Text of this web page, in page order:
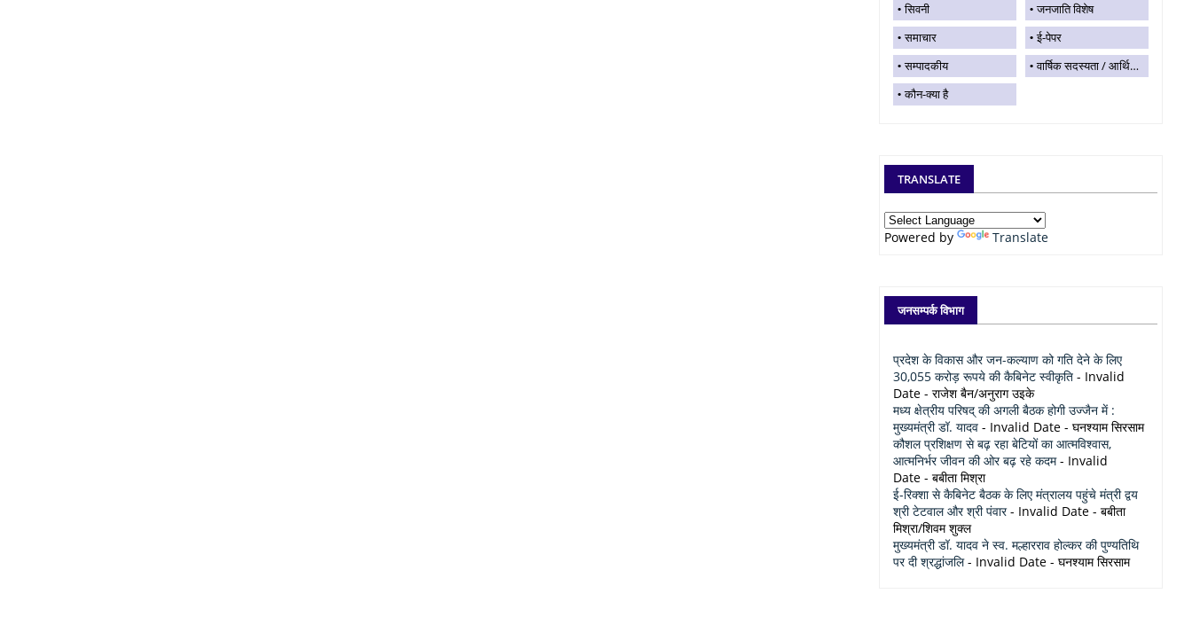
सिवनी
जनजाति विशेष
समाचार
ई-पेपर
सम्पादकीय
वार्षिक सदस्यता / आर्थिक सहयोग
कौन-क्या है
TRANSLATE
Powered by Translate
जनसम्पर्क विभाग
प्रदेश के विकास और जन-कल्याण को गति देने के लिए
30,055 करोड़ रूपये की कैबिनेट स्वीकृति - Invalid
Date - राजेश बैन/अनुराग उइके
मध्य क्षेत्रीय परिषद् की अगली बैठक होगी उज्जैन में :
मुख्यमंत्री डॉ. यादव - Invalid Date - घनश्याम सिरसाम
कौशल प्रशिक्षण से बढ़ रहा बेटियों का आत्मविश्वास,
आत्मनिर्भर जीवन की ओर बढ़ रहे कदम- Invalid
Date - बबीता मिश्रा
ई-रिक्शा से कैबिनेट बैठक के लिए मंत्रालय पहुंचे मंत्री द्वय
श्री टेटवाल और श्री पंवार- Invalid Date - बबीता
मिश्रा/शिवम शुक्ल
मुख्यमंत्री डॉ. यादव ने स्व. मल्हारराव होल्कर की पुण्यतिथि
पर दी श्रद्धांजलि- Invalid Date - घनश्याम सिरसाम